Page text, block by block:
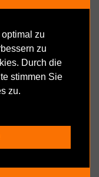
zu
zu
Durch die
stimmen Sie
zu.